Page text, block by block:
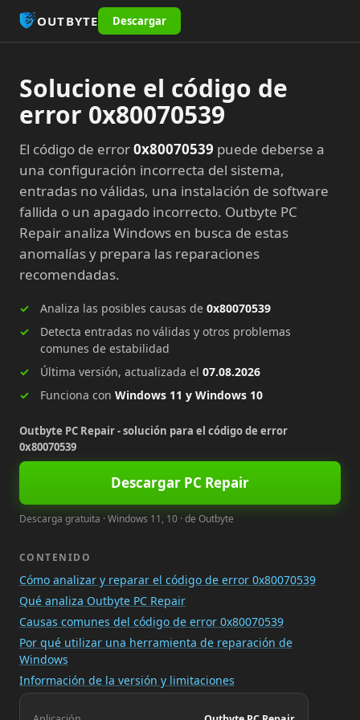
OUTBYTE Descargar
Solucione el código de
error 0x80070539
El código de error0x80070539 puede deberse a
una configuración incorrecta del sistema,
entradas no válidas, una instalación de software
fallida o un apagado incorrecto. Outbyte PC
Repair analiza Windows en busca de estas
anomalías y prepara las reparaciones
recomendadas.
Analiza las posibles causas de 0x80070539
Detecta entradas no válidas y otros problemas
comunes de estabilidad
Última versión, actualizada el 07.08.2026
Funciona con Windows 11 y Windows 10
Outbyte PC Repair - solución para el código de error
0x80070539
Descargar PC Repair
Descarga gratuita · Windows 11, 10 · de Outbyte
CONTENIDO
Cómo analizar y reparar el código de error 0x80070539
Qué analiza Outbyte PC Repair
Causas comunes del código de error 0x80070539
Por qué utilizar una herramienta de reparación de
Windows
Información de la versión y limitaciones